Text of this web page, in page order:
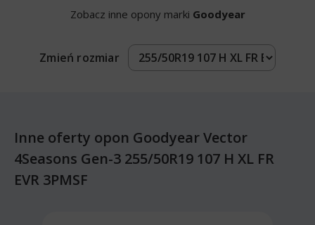
Zobacz inne opony marki Goodyear
Zmień rozmiar
Inne oferty opon Goodyear Vector
4Seasons Gen-3 255/50R19 107 H XL FR
EVR 3PMSF